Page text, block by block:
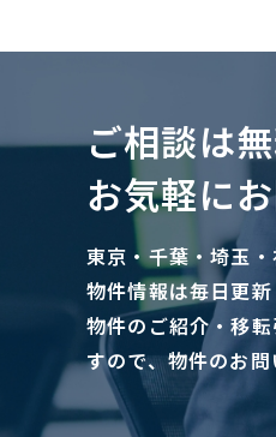
ご相談は
お気軽に
東京・千葉・埼玉
物件情報は毎日更
物件のご紹介・移
すので、物件のお